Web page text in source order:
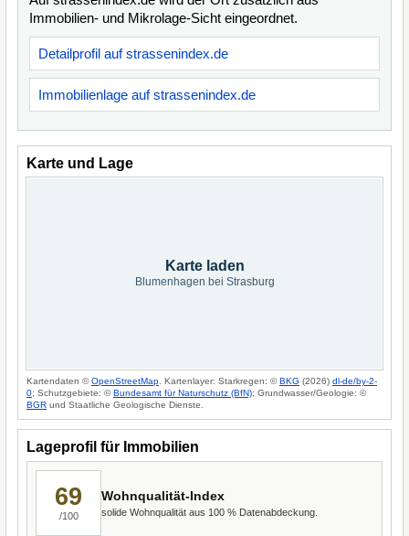
Immobilien- und Mikrolage-Sicht eingeordnet.
Detailprofil auf strassenindex.de
Immobilienlage auf strassenindex.de
Karte und Lage
Karte laden
Blumenhagen bei Strasburg
Kartendaten ©OpenStreetMap . Kartenlayer: Starkregen: ©BKG (2026) dl-de/by-2-
0; Schutzgebiete: ©Bundesamt für Naturschutz (BfN); Grundwasser/Geologie: ©
BGR und Staatliche Geologische Dienste.
Lageprofil für Immobilien
69
/100
Wohnqualität-Index
solide Wohnqualität aus 100 % Datenabdeckung.